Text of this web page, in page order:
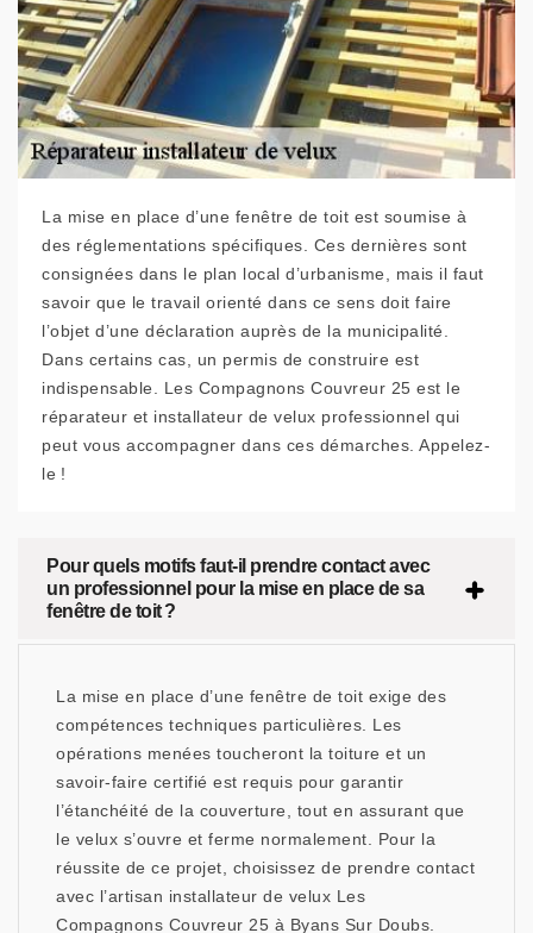
La mise en place d’une fenêtre de toit est soumise à
des réglementations spécifiques. Ces dernières sont
consignées dans le plan local d’urbanisme, mais il faut
savoir que le travail orienté dans ce sens doit faire
l’objet d’une déclaration auprès de la municipalité.
Dans certains cas, un permis de construire est
indispensable. Les Compagnons Couvreur 25 est le
réparateur et installateur de velux professionnel qui
peut vous accompagner dans ces démarches. Appelez-
le !
Pour quels motifs faut-il prendre contact avec
un professionnel pour la mise en place de sa
fenêtre de toit ?
La mise en place d’une fenêtre de toit exige des
compétences techniques particulières. Les
opérations menées toucheront la toiture et un
savoir-faire certifié est requis pour garantir
l’étanchéité de la couverture, tout en assurant que
le velux s’ouvre et ferme normalement. Pour la
réussite de ce projet, choisissez de prendre contact
avec l’artisan installateur de velux Les
Compagnons Couvreur 25 à Byans Sur Doubs.